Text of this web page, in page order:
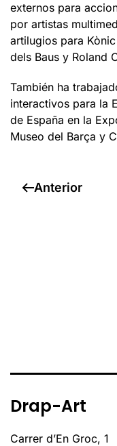
externos para
por artistas
artilugios para
dels Baus y Roland
También ha
interactivos para la
de España en la
Museo del Barça y
Anterior
Drap-Art
Carrer d’En Groc, 1